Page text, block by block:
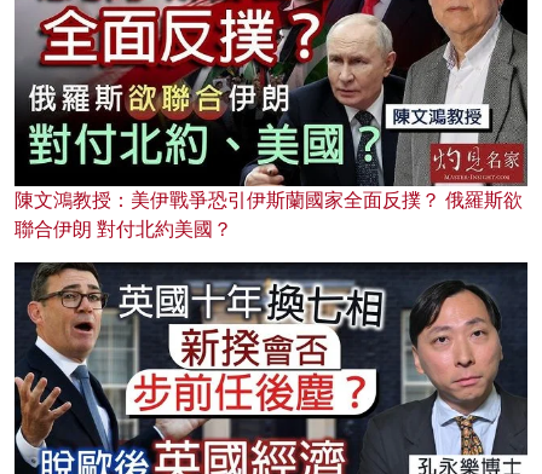
陳文鴻教授：美伊戰爭恐引伊斯蘭國家全面反撲？ 俄羅斯欲
聯合伊朗 對付北約美國？